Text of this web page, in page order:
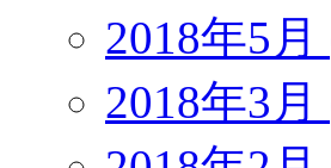
2018年5月
2018年3月